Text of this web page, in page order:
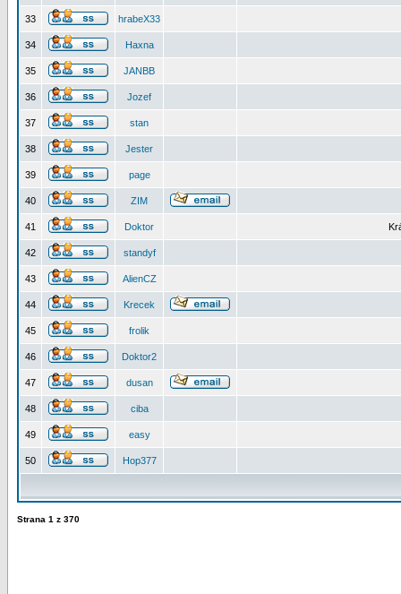
33 hrabeX33
34 Haxna
35 JANBB
36 Jozef
37 stan
38 Jester
39 page
40 ZIM
41 Doktor
42 standyf
43 AlienCZ
44 Krecek
45 frolik
46 Doktor2
47 dusan
48 ciba
49 easy
50 Hop377
Strana 1 z 370